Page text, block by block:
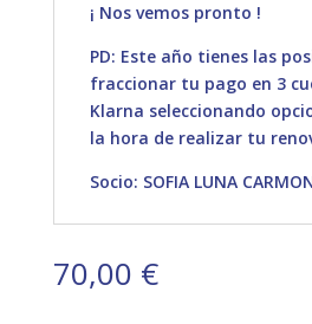
¡ Nos vemos pronto !
PD: Este año tienes las
fraccionar tu pago en 3
Klarna seleccionando
la hora de realizar tu
Socio: SOFIA LUNA
70,00 €